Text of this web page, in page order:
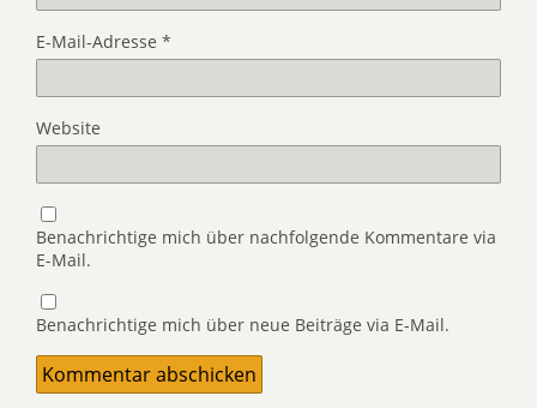
E-Mail-Adresse *
Website
Benachrichtige mich über nachfolgende Kommentare via
E-Mail.
Benachrichtige mich über neue Beiträge via E-Mail.